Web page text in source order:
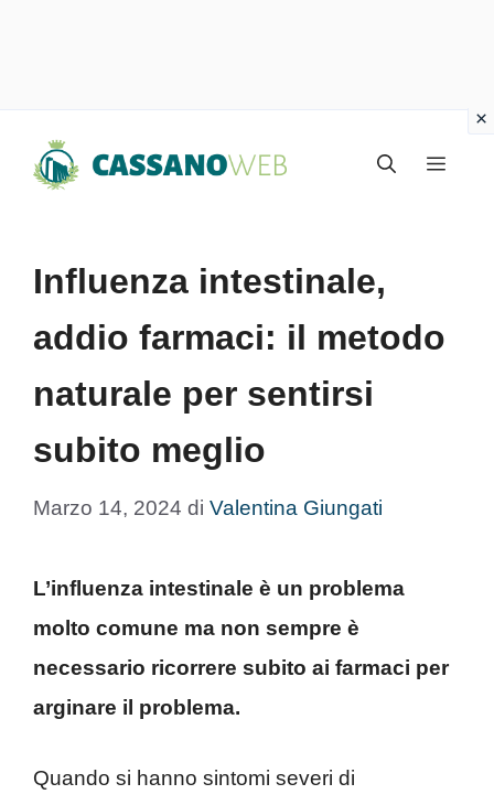
Menu
Influenza intestinale,
addio farmaci: il metodo
naturale per sentirsi
subito meglio
Marzo 14, 2024 di Valentina Giungati
L’influenza intestinale è un problema
molto comune ma non sempre è
necessario ricorrere subito ai farmaci per
arginare il problema.
Quando si hanno sintomi severi di